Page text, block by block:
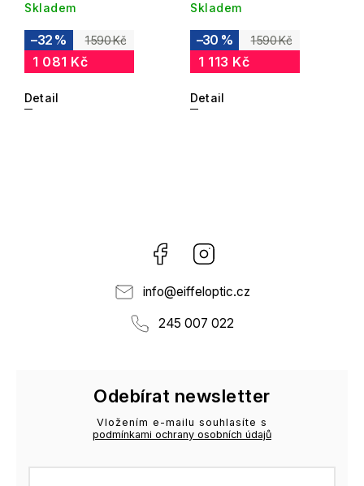
Skladem
1 590 Kč
–32 %
1 081 Kč
Detail
Skladem
1 590 Kč
–30 %
1 113 Kč
Detail
Facebook
info@eiffeloptic.cz
245 007 022
Odebírat newsletter
Vložením e-mailu souhlasíte s
podmínkami ochrany osobních údajů